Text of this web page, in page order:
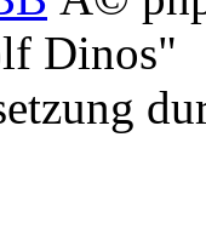
Dinos"